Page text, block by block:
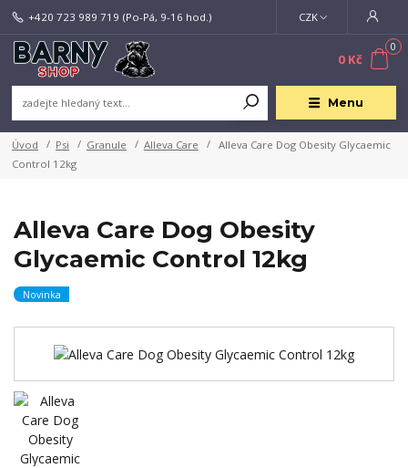
Menu
CZK
+420 723 989 719 (Po-Pá, 9-16 hod.)
0
0 Kč
Úvod Psi Granule Alleva Care
Alleva Care Dog Obesity Glycaemic
Control 12kg
Alleva Care Dog Obesity
Glycaemic Control 12kg
Novinka